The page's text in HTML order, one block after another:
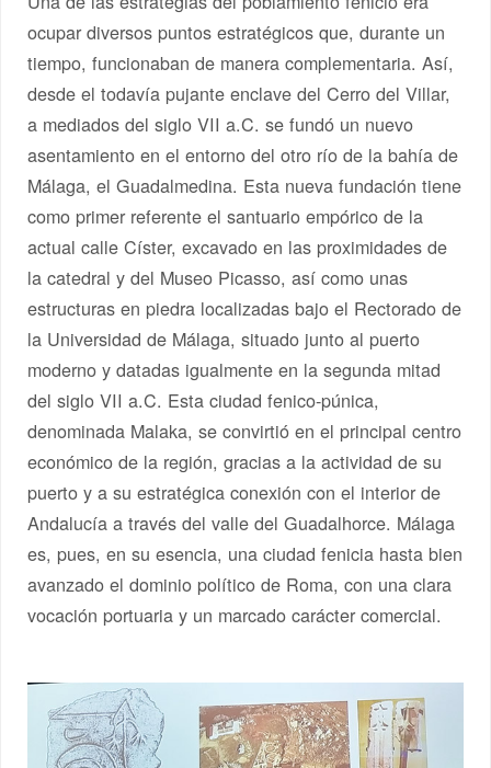
ocupar diversos puntos estratégicos que, durante un
tiempo, funcionaban de manera complementaria. Así,
desde el todavía pujante enclave del Cerro del Villar,
a mediados del siglo VII a.C. se fundó un nuevo
asentamiento en el entorno del otro río de la bahía de
Málaga, el Guadalmedina. Esta nueva fundación tiene
como primer referente el santuario empórico de la
actual calle Císter, excavado en las proximidades de
la catedral y del Museo Picasso, así como unas
estructuras en piedra localizadas bajo el Rectorado de
la Universidad de Málaga, situado junto al puerto
moderno y datadas igualmente en la segunda mitad
del siglo VII a.C. Esta ciudad fenico-púnica,
denominada Malaka, se convirtió en el principal centro
económico de la región, gracias a la actividad de su
puerto y a su estratégica conexión con el interior de
Andalucía a través del valle del Guadalhorce. Málaga
es, pues, en su esencia, una ciudad fenicia hasta bien
avanzado el dominio político de Roma, con una clara
vocación portuaria y un marcado carácter comercial.